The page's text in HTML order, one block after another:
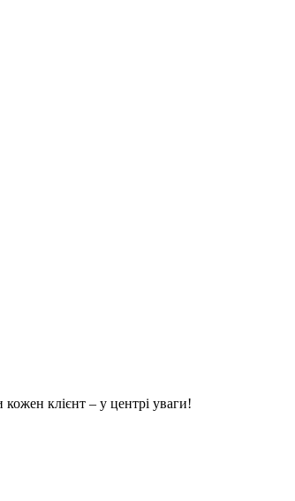
клієнт – у центрі уваги!